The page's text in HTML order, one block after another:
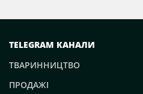
TELEGRAM КАНАЛИ
ТВАРИННИЦТВО
ПРОДАЖІ